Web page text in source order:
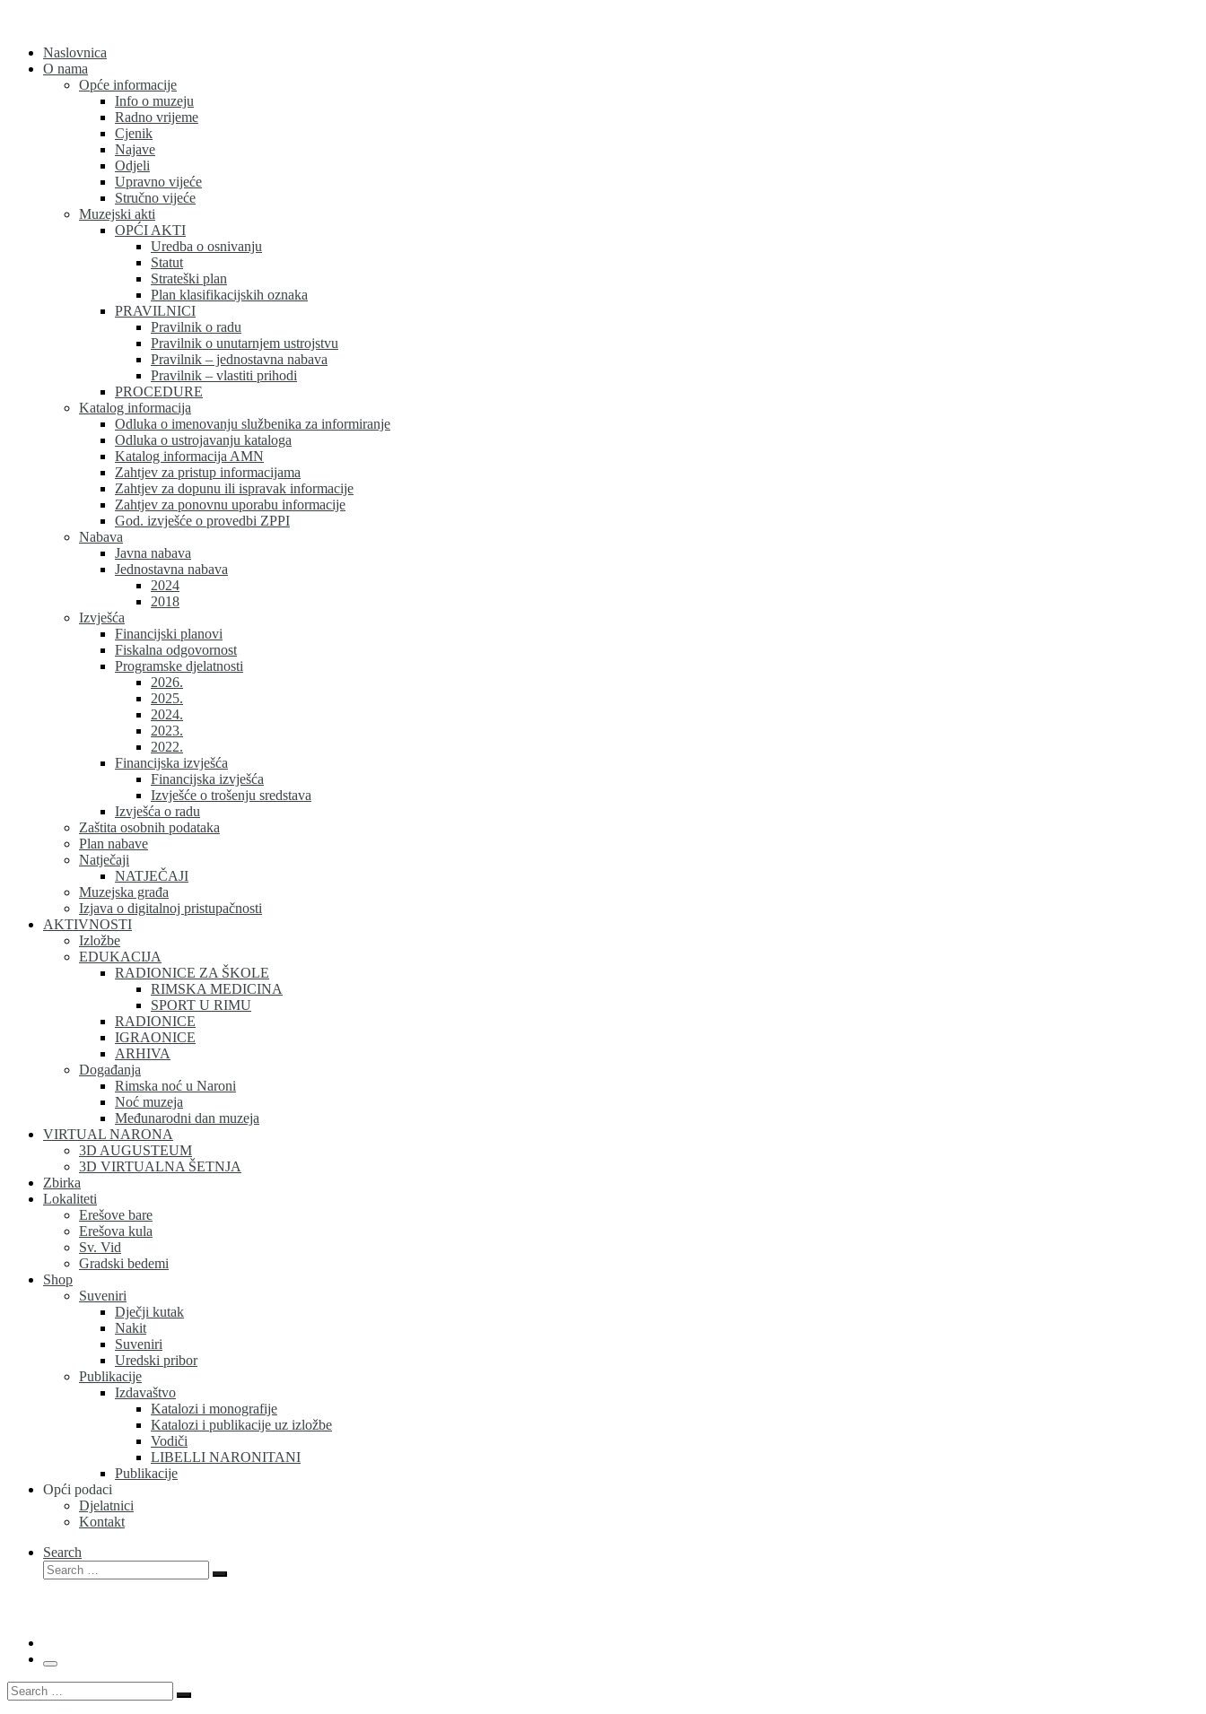
contentNaslovnica
O nama
Opće informacije
Info o muzeju
Radno vrijeme
Cjenik
Najave
Odjeli
Upravno vijeće
Stručno vijeće
Muzejski akti
OPĆI AKTI
Uredba o osnivanju
Statut
Strateški plan
Plan klasifikacijskih oznaka
PRAVILNICI
Pravilnik o radu
Pravilnik o unutarnjem ustrojstvu
Pravilnik – jednostavna nabava
Pravilnik – vlastiti prihodi
PROCEDURE
Katalog informacija
Odluka o imenovanju službenika za informiranje
Odluka o ustrojavanju kataloga
Katalog informacija AMN
Zahtjev za pristup informacijama
Zahtjev za dopunu ili ispravak informacije
Zahtjev za ponovnu uporabu informacije
God. izvješće o provedbi ZPPI
Nabava
Javna nabava
Jednostavna nabava
2024
2018
Izvješća
Financijski planovi
Fiskalna odgovornost
Programske djelatnosti
2026.
2025.
2024.
2023.
2022.
Financijska izvješća
Financijska izvješća
Izvješće o trošenju sredstava
Izvješća o radu
Zaštita osobnih podataka
Plan nabave
Natječaji
NATJEČAJI
Muzejska građa
Izjava o digitalnoj pristupačnosti
AKTIVNOSTI
Izložbe
EDUKACIJA
RADIONICE ZA ŠKOLE
RIMSKA MEDICINA
SPORT U RIMU
RADIONICE
IGRAONICE
ARHIVA
Događanja
Rimska noć u Naroni
Noć muzeja
Međunarodni dan muzeja
VIRTUAL NARONA
3D AUGUSTEUM
3D VIRTUALNA ŠETNJA
Zbirka
Lokaliteti
Erešove bare
Erešova kula
Sv. Vid
Gradski bedemi
Shop
Suveniri
Dječji kutak
Nakit
Suveniri
Uredski pribor
Publikacije
Izdavaštvo
Katalozi i monografije
Katalozi i publikacije uz izložbe
Vodiči
LIBELLI NARONITANI
Publikacije
Opći podaci
Djelatnici
Kontakt
Search
Search
Search
Menu
Search
Search